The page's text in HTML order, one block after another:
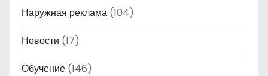
Наружная реклама (104)
Новости (17)
Обучение (146)